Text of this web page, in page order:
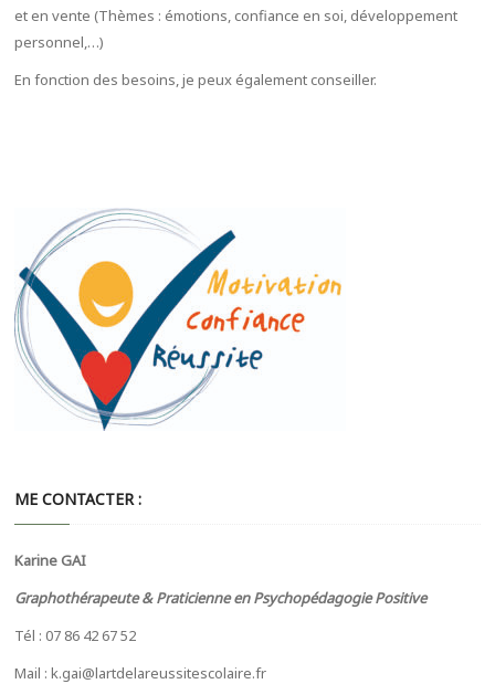
et en vente (Thèmes : émotions, confiance en soi, développement
personnel,…)
En fonction des besoins, je peux également conseiller.
ME CONTACTER :
Karine GAI
Graphothérapeute & Praticienne en Psychopédagogie Positive
Tél : 07 86 42 67 52
Mail : k.gai@lartdelareussitescolaire.fr